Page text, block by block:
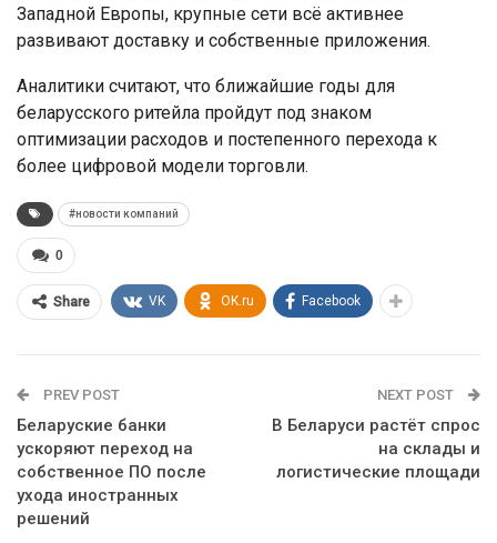
Западной Европы, крупные сети всё активнее
развивают доставку и собственные приложения.
Аналитики считают, что ближайшие годы для
беларусского ритейла пройдут под знаком
оптимизации расходов и постепенного перехода к
более цифровой модели торговли.
#новости компаний
0
Share VK OK.ru Facebook
PREV POST
Беларуские банки
ускоряют переход на
собственное ПО после
ухода иностранных
решений
NEXT POST
В Беларуси растёт спрос
на склады и
логистические площади